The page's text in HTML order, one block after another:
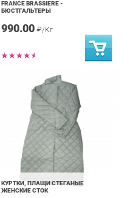
FRANCE BRASSIERE -
БЮСТГАЛЬТЕРЫ
990.00 ₽/Кг
КУРТКИ, ПЛАЩИ СТЕГАНЫЕ
ЖЕНСКИЕ СТОК